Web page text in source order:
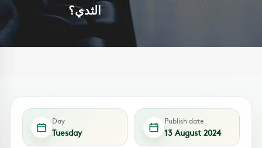
الثدي؟
Day
Tuesday
Publish date
13 August 2024